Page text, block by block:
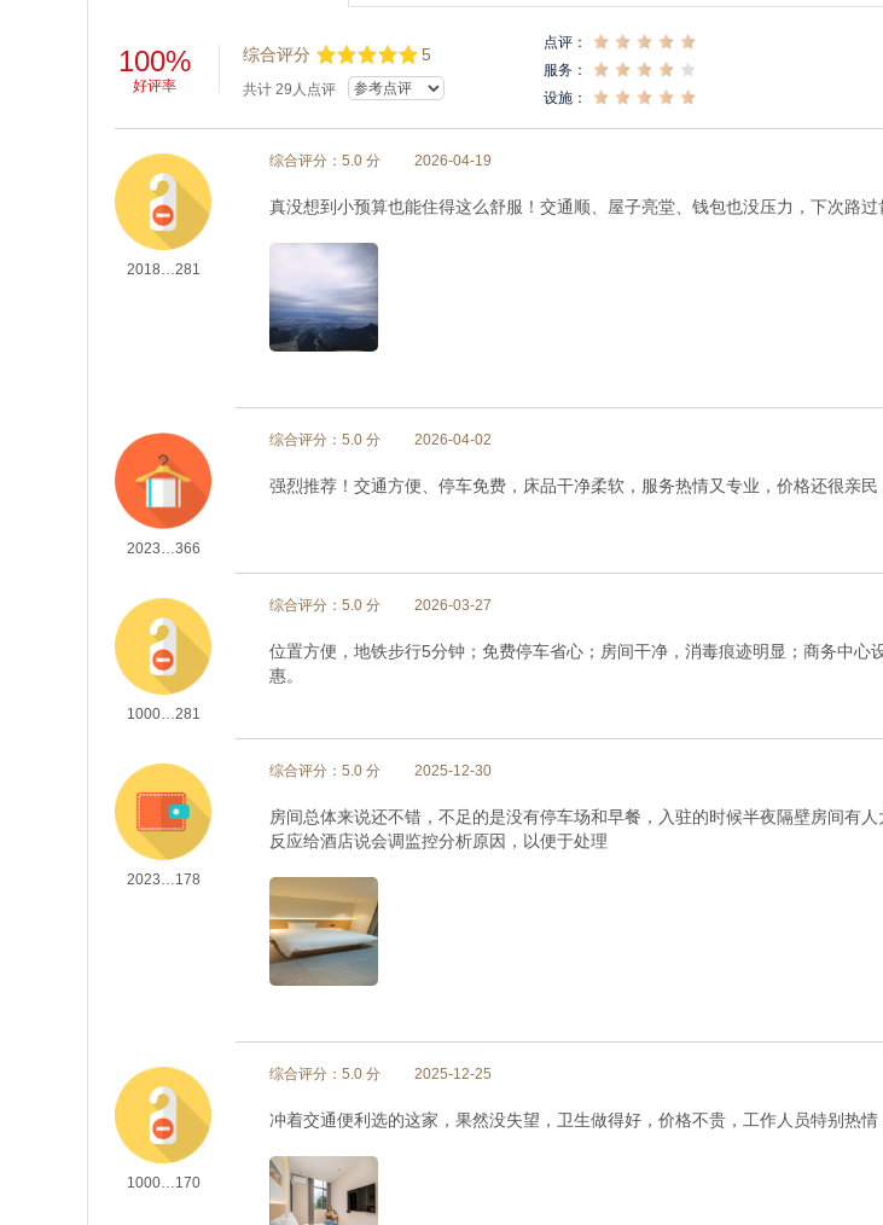
100%
好评率
综合评分 5
共计 29 人点评
点评：
服务：
设施：
2018…281
综合评分：5.0 分 2026-04-19
真没想到小预算也能住得这么舒服！交通顺、屋子亮堂、钱包也没压力，下次路过
2023…366
综合评分：5.0 分 2026-04-02
强烈推荐！交通方便、停车免费，床品干净柔软，服务热情又专业，价格还很亲民
1000…281
综合评分：5.0 分 2026-03-27
位置方便，地铁步行5分钟；免费停车省心；房间干净，消毒痕迹明显；商务中心
惠。
2023…178
综合评分：5.0 分 2025-12-30
房间总体来说还不错，不足的是没有停车场和早餐，入驻的时候半夜隔壁房间有人
反应给酒店说会调监控分析原因，以便于处理
1000…170
综合评分：5.0 分 2025-12-25
冲着交通便利选的这家，果然没失望，卫生做得好，价格不贵，工作人员特别热情